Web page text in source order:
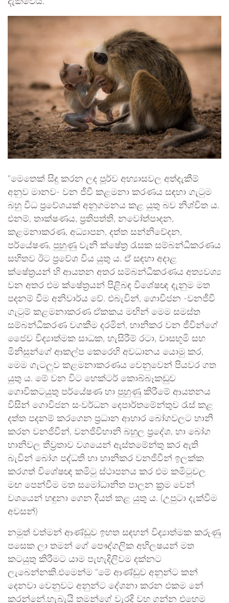
“මෙතෙක් සිදු කරන ලද පූර්ව අභ්‍යාසවල අත්දැකීම්
අනුව මානව- වන ජීවී කළමනා කරණය සඳහා ගැටුම
බහු විධ ප්‍රවේශයක් අනුගමනය කළ යුතු බව නිශ්චිත ය.
එනම්, තාක්ෂණය, ප්‍රතිපත්ති, නවෝත්පාදන,
කළමනාකරණ, අධ්‍යාපන, දත්ත සන්නිවේදන,
පර්යේෂණ, පුහුණු වැනි ක්ෂේත්‍ර රැසක සම්බන්ධීකරණය
සහිතව ඊට ප්‍රවේශ විය යුතු ය. ඒ සඳහා අදාළ
ක්ෂේත්‍රයන් හි ආයතන අතර සම්බන්ධීකරණය අත්‍යවශ්‍ය
වන අතර එම ක්ෂේත්‍රයන් පිළිබඳ විශේෂඥ දැනුම මත
පදනම් වීම අනිවාර්ය වේ. එබැවින්, ගොවිජන -වනජීවී
ගැටුම් කළමනාකරණ ඒකකය මඟින් මෙම සමස්ත
සම්බන්ධීකරණ වගකීම දරමින්, හානිකර වන ජීවින්ගේ
ජෛව විද්‍යාත්මක සාධක, හැසිරීම් රටා, වාසභූමි සහ
මිනිසුන්ගේ ආකල්ප කෙරෙහි අවධානය යොමු කර,
මෙම ගැටලුව කළමනාකරණය වෙනුවෙන් පියවර ගත
යුතු ය. මේ වන විට හෙක්ටර් කොබ්බෑකඩුව
ගොවිකටයුතු පර්යේෂණ හා පුහුණු කිරීමේ ආයතනය
විසින් ගොවිජන සංවර්ධන දෙපාර්තමේන්තුව රැස් කළ
දත්ත පදනම් කරගෙන ප්‍රධාන ආහාර බෝගවලට හානි
කරන වනජිවීන්, වනජිවිහානි බහුල ප්‍රදේශ, හා බෝග
හානිවල තීව්‍රතාව වශයෙන් ඇස්තමේන්තු කර ඇති
බැවින් බෝග පද්ධති හා හානිකර වනජිවීන් ඉලක්ක
කරගත් විශේෂඥ කමිටු ස්ථාපනය කර එම කමිටුවල
මඟ පෙන්වීම මත සමෝධානිත පාලන ක්‍රම වෙන්
වශයෙන් හඳුනා ගෙන දියත් කළ යුතු ය. (උපුටා දැක්වීම
අවසන්)
නමුත් වත්මන් ආණ්ඩුව ඉහත සඳහන් විද්‍යාත්මක කරුණු
පසෙක ලා තමන් ගේ පෞද්ගලික අභිලෂයන් මත
කටයුතු කිරීමට යාම පැහැදිලිවම දක්නට
ලැබෙන්නකි.එමෙන්ම “මේ ආණ්ඩුව අනුන්ට කන්
දෙනවා වෙනුවට අනුන්ට දේශනා කරන එකම නේ
කරන්නේ.හැබැයි තමන්ගේ වැරදි වහ ගන්න එහෙම